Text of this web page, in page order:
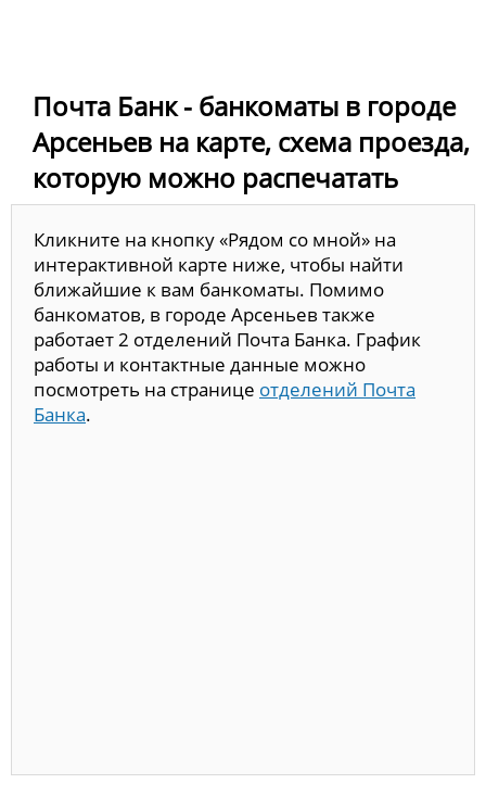
Почта Банк - банкоматы в городе
Арсеньев на карте, схема проезда,
которую можно распечатать
Кликните на кнопку «Рядом со мной» на
интерактивной карте ниже, чтобы найти
ближайшие к вам банкоматы. Помимо
банкоматов, в городе Арсеньев также
работает 2 отделений Почта Банка. График
работы и контактные данные можно
посмотреть на странице отделений Почта
Банка.